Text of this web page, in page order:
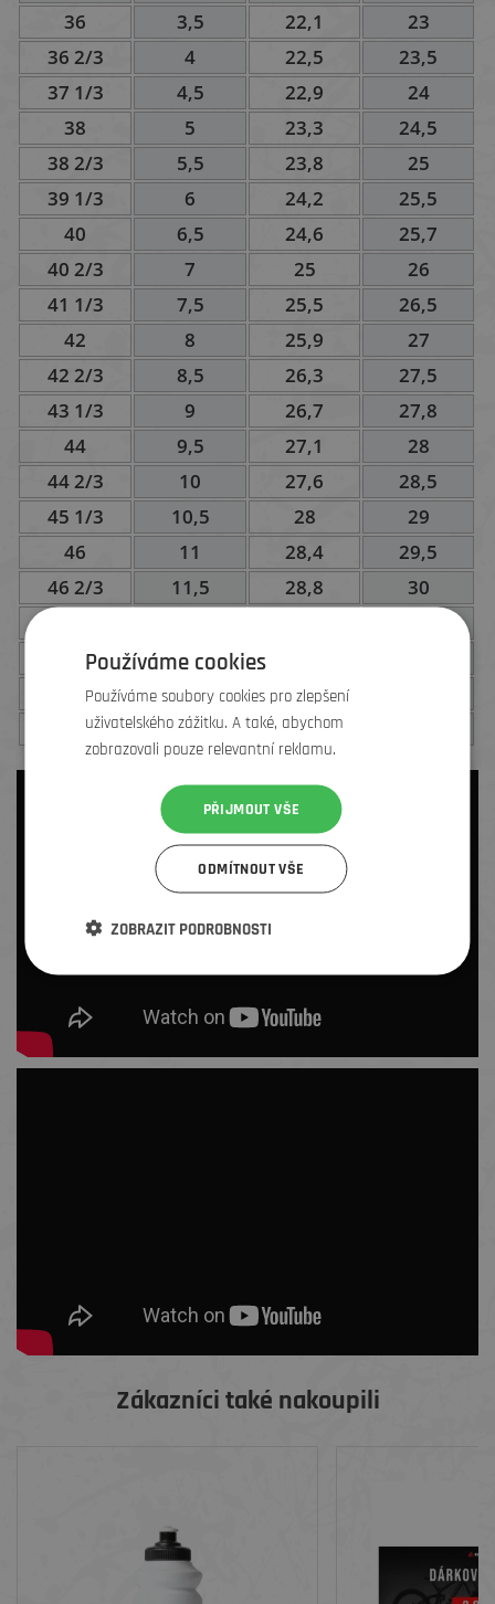
36
3,5 22,1
23
36 2/3
4 22,5
23,5
37 1/3
4,5 22,9
24
38
5 23,3
24,5
38 2/3
5,5 23,8
25
39 1/3
6 24,2
25,5
40
6,5 24,6
25,7
40 2/3
7 25
26
41 1/3
7,5 25,5
26,5
42
8 25,9
27
42 2/3
8,5 26,3
27,5
43 1/3
9 26,7
27,8
44
9,5 27,1
28
44 2/3
10 27,6
28,5
45 1/3
10,5 28
29
46
11 28,4
29,5
46 2/3
11,5 28,8
30
12,5
49 1/3
13,5 30,5
50 2/3
14,5 31,4
Zákazníci také nakoupili
Používáme cookies
Používáme soubory cookies pro zlepšení
uživatelského zážitku. A také, abychom
zobrazovali pouze relevantní reklamu.
PŘIJMOUT VŠE
ODMÍTNOUT VŠE
ZOBRAZIT PODROBNOSTI